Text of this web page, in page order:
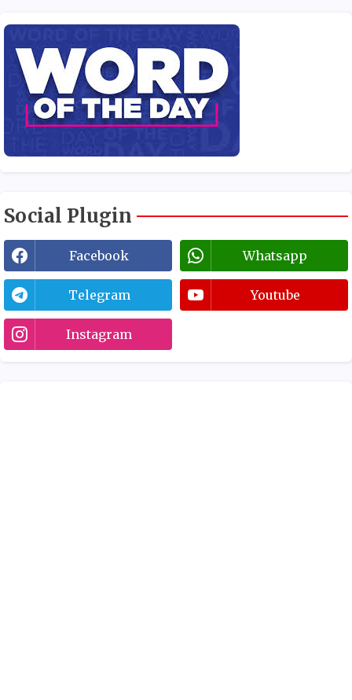
Social Plugin
Facebook Whatsapp
Telegram Youtube
Instagram